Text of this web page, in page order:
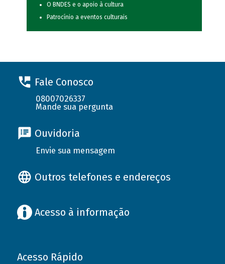
O BNDES e o apoio à cultura
Patrocínio a eventos culturais
Fale Conosco
08007026337
Mande sua pergunta
Ouvidoria
Envie sua mensagem
Outros telefones e endereços
Acesso à informação
Acesso Rápido